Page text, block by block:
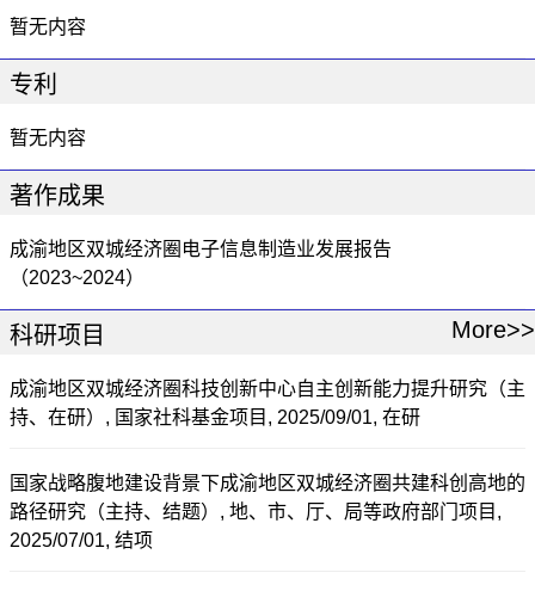
暂无内容
专利
暂无内容
著作成果
成渝地区双城经济圈电子信息制造业发展报告
（2023~2024）
科研项目 More>>
成渝地区双城经济圈科技创新中心自主创新能力提升研究（主
持、在研）, 国家社科基金项目, 2025/09/01, 在研
国家战略腹地建设背景下成渝地区双城经济圈共建科创高地的
路径研究（主持、结题）, 地、市、厅、局等政府部门项目,
2025/07/01, 结项